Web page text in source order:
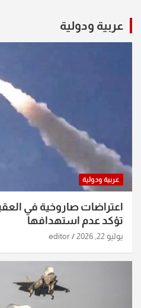
عربية ودولية
عربية ودولية
اعتراضات صاروخية في
تؤكد عدم استهدافها
يوليو 22, 2026 editor